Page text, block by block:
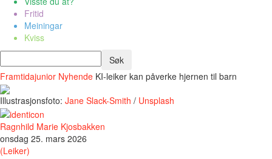
Fritid
Meiningar
Kviss
Framtidajunior Nyhende KI-leiker kan påverke hjernen til barn
Illustrasjonsfoto: Jane Slack-Smith / Unsplash
Ragnhild Marie Kjosbakken
onsdag 25. mars 2026
(Leiker)